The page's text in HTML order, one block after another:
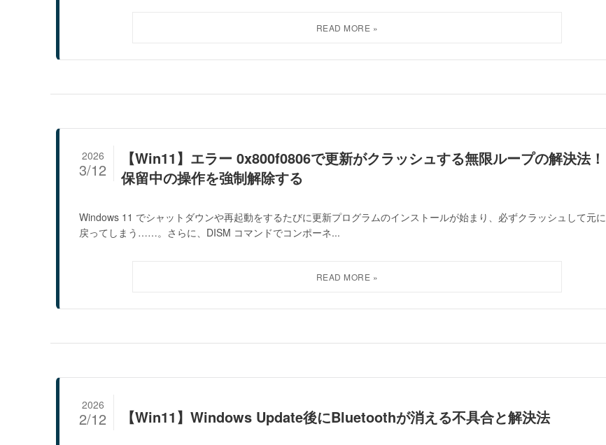
【Win11】エラー 0x800f0806で更新がクラッシュする無限ループの解決法！
保留中の操作を強制解除する
2026
3/12
Windows 11 でシャットダウンや再起動をするたびに更新プログラムのインストールが始まり、必ずクラッシュして元に
戻ってしまう……。さらに、DISM コマンドでコンポーネ...
【Win11】Windows Update後にBluetoothが消える不具合と解決法
2026
2/12